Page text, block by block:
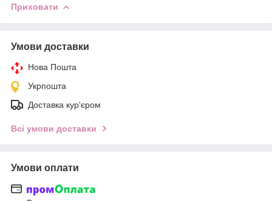
Приховати
Умови доставки
Нова Пошта
Укрпошта
Доставка кур'єром
Всі умови доставки
Умови оплати